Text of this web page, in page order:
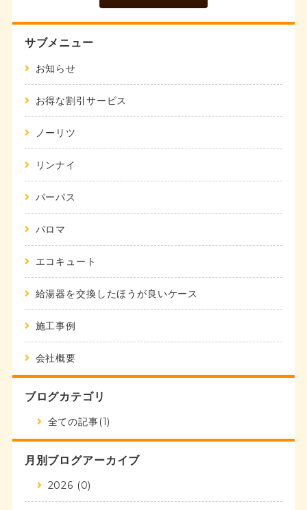
サブメニュー
お知らせ
お得な割引サービス
ノーリツ
リンナイ
パーパス
パロマ
エコキュート
給湯器を交換したほうが良いケース
施工事例
会社概要
ブログカテゴリ
全ての記事(1)
月別ブログアーカイブ
2026 (0)